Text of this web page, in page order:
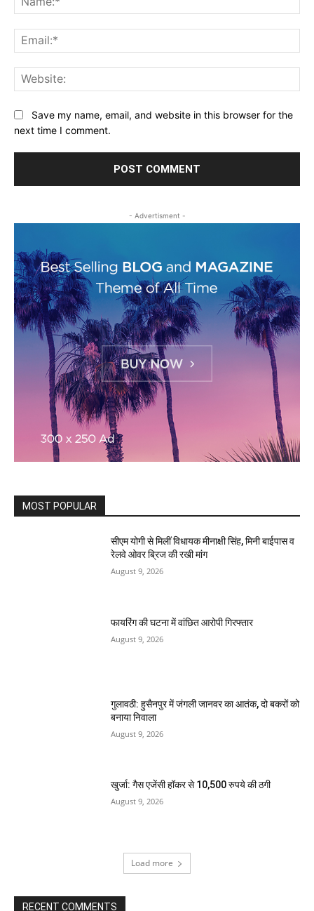
Save my name, email, and website in this browser for the
next time I comment.
- Advertisment -
MOST POPULAR
सीएम योगी से मिलीं विधायक मीनाक्षी सिंह, मिनी बाईपास व
रेलवे ओवर ब्रिज की रखी मांग
August 9, 2026
फायरिंग की घटना में वांछित आरोपी गिरफ्तार
August 9, 2026
गुलावठी: हुसैनपुर में जंगली जानवर का आतंक, दो बकरों को
बनाया निवाला
August 9, 2026
खुर्जा: गैस एजेंसी हॉकर से 10,500 रुपये की ठगी
August 9, 2026
Load more
RECENT COMMENTS